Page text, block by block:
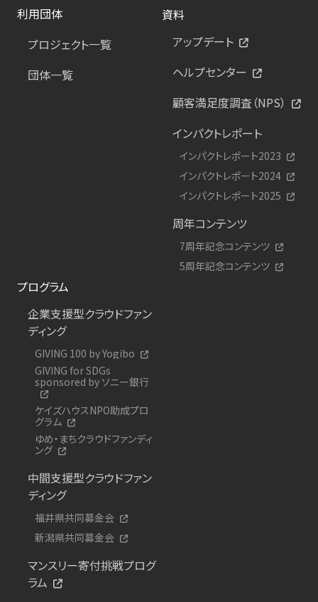
利用団体
プロジェクト一覧
団体一覧
資料
アップデート
ヘルプセンター
顧客満足度調査（NPS）
インパクトレポート
インパクトレポート2023
インパクトレポート2024
インパクトレポート2025
周年コンテンツ
7周年記念コンテンツ
5周年記念コンテンツ
プログラム
企業支援型クラウドファン
ディング
GIVING 100 by Yogibo
GIVING for SDGs
sponsored by ソニー銀行
ケイズハウスNPO助成プロ
グラム
ゆめ・まちクラウドファンディ
ング
中間支援型クラウドファン
ディング
福井県共同募金会
新潟県共同募金会
マンスリー寄付挑戦プログ
ラム